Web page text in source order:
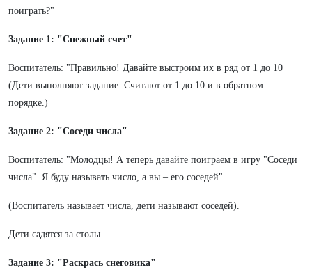
поиграть?"
Задание 1: "Снежный счет"
Воспитатель: "Правильно! Давайте выстроим их в ряд от 1 до 10
(Дети выполняют задание. Считают от 1 до 10 и в обратном
порядке.)
Задание 2: "Соседи числа"
Воспитатель: "Молодцы! А теперь давайте поиграем в игру "Соседи
числа". Я буду называть число, а вы – его соседей".
(Воспитатель называет числа, дети называют соседей).
Дети садятся за столы.
Задание 3: "Раскрась снеговика"